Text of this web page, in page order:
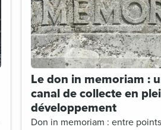
Le don in memoriam :
canal de collecte en
développement
Don in memoriam : entre points